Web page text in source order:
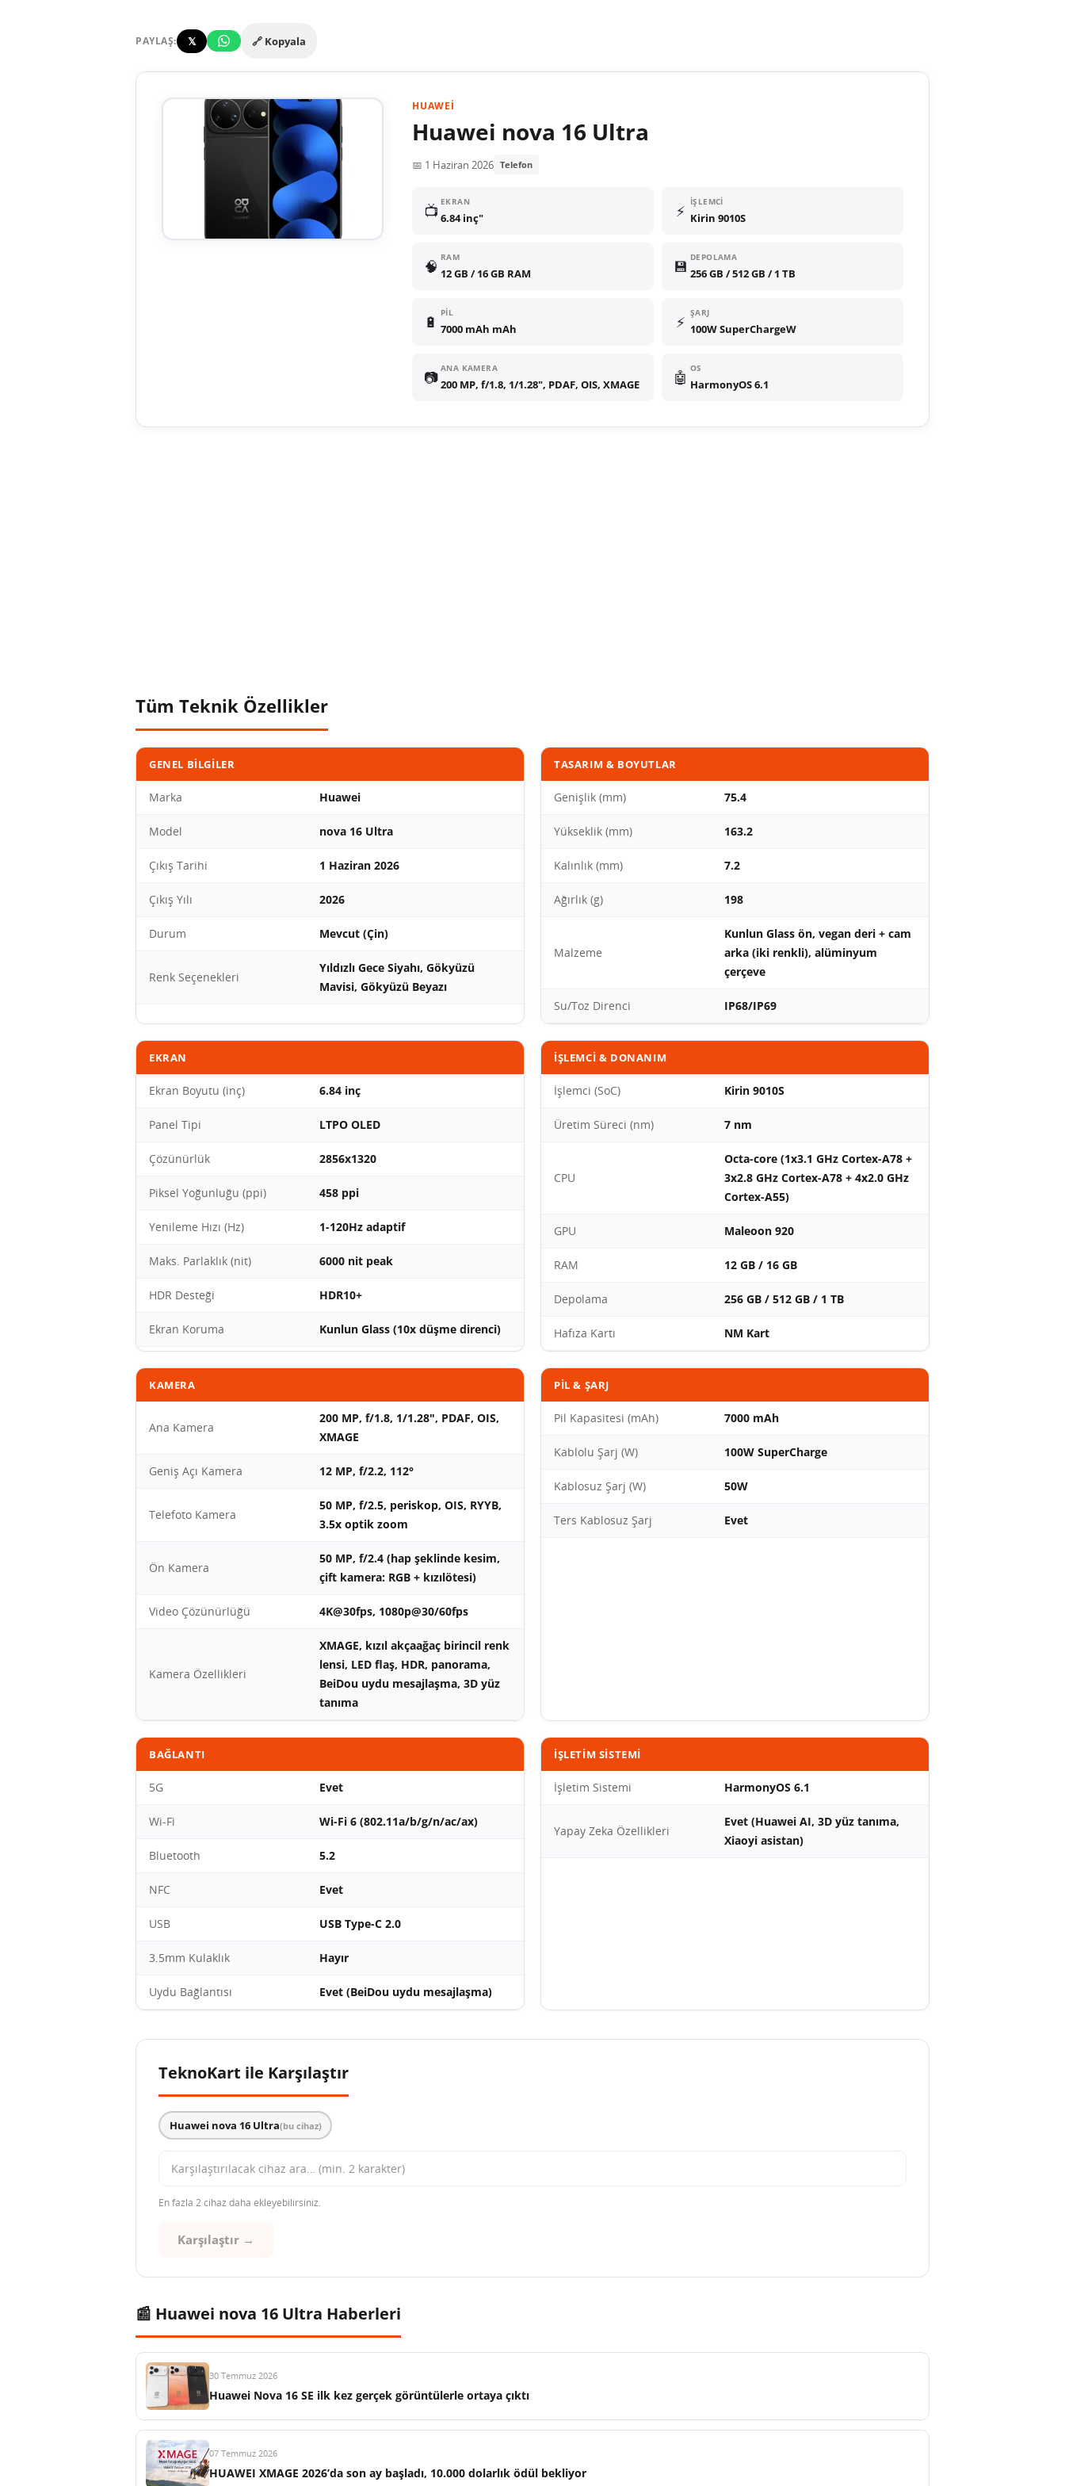
PAYLAŞ: 𝕏 🔗 Kopyala
HUAWEI
Huawei nova 16 Ultra
📅 1 Haziran 2026 Telefon
📺 EKRAN
6.84 inç" ⚡ İŞLEMCI
Kirin 9010S
🧠 RAM
12 GB / 16 GB RAM 💾 DEPOLAMA
256 GB / 512 GB / 1 TB
🔋 PIL
7000 mAh mAh ⚡ ŞARJ
100W SuperChargeW
📷 ANA KAMERA
200 MP, f/1.8, 1/1.28", PDAF, OIS, XMAGE 🤖 OS
HarmonyOS 6.1
Tüm Teknik Özellikler
GENEL BILGILER
Marka Huawei
Model nova 16 Ultra
Çıkış Tarihi 1 Haziran 2026
Çıkış Yılı 2026
Durum Mevcut (Çin)
Renk Seçenekleri
Yıldızlı Gece Siyahı, Gökyüzü
Mavisi, Gökyüzü Beyazı
TASARIM & BOYUTLAR
Genişlik (mm) 75.4
Yükseklik (mm) 163.2
Kalınlık (mm) 7.2
Ağırlık (g) 198
Malzeme
Kunlun Glass ön, vegan deri + cam
arka (iki renkli), alüminyum
çerçeve
Su/Toz Direnci IP68/IP69
EKRAN
Ekran Boyutu (inç) 6.84 inç
Panel Tipi LTPO OLED
Çözünürlük 2856x1320
Piksel Yoğunluğu (ppi) 458 ppi
Yenileme Hızı (Hz) 1-120Hz adaptif
Maks. Parlaklık (nit) 6000 nit peak
HDR Desteği HDR10+
Ekran Koruma Kunlun Glass (10x düşme direnci)
İŞLEMCI & DONANIM
İşlemci (SoC) Kirin 9010S
Üretim Süreci (nm) 7 nm
CPU
Octa-core (1x3.1 GHz Cortex-A78 +
3x2.8 GHz Cortex-A78 + 4x2.0 GHz
Cortex-A55)
GPU Maleoon 920
RAM 12 GB / 16 GB
Depolama 256 GB / 512 GB / 1 TB
Hafıza Kartı NM Kart
KAMERA
Ana Kamera
200 MP, f/1.8, 1/1.28", PDAF, OIS,
XMAGE
Geniş Açı Kamera 12 MP, f/2.2, 112°
Telefoto Kamera
50 MP, f/2.5, periskop, OIS, RYYB,
3.5x optik zoom
Ön Kamera
50 MP, f/2.4 (hap şeklinde kesim,
çift kamera: RGB + kızılötesi)
Video Çözünürlüğü 4K@30fps, 1080p@30/60fps
Kamera Özellikleri
XMAGE, kızıl akçaağaç birincil renk
lensi, LED flaş, HDR, panorama,
BeiDou uydu mesajlaşma, 3D yüz
tanıma
PIL & ŞARJ
Pil Kapasitesi (mAh) 7000 mAh
Kablolu Şarj (W) 100W SuperCharge
Kablosuz Şarj (W) 50W
Ters Kablosuz Şarj Evet
BAĞLANTI
5G Evet
Wi-Fi Wi-Fi 6 (802.11a/b/g/n/ac/ax)
Bluetooth 5.2
NFC Evet
USB USB Type-C 2.0
3.5mm Kulaklık Hayır
Uydu Bağlantısı Evet (BeiDou uydu mesajlaşma)
İŞLETIM SISTEMI
İşletim Sistemi HarmonyOS 6.1
Yapay Zeka Özellikleri
Evet (Huawei AI, 3D yüz tanıma,
Xiaoyi asistan)
TeknoKart ile Karşılaştır
Huawei nova 16 Ultra(bu cihaz)
En fazla 2 cihaz daha ekleyebilirsiniz.
Karşılaştır →
📰 Huawei nova 16 Ultra Haberleri
30 Temmuz 2026
Huawei Nova 16 SE ilk kez gerçek görüntülerle ortaya çıktı
07 Temmuz 2026
HUAWEI XMAGE 2026’da son ay başladı, 10.000 dolarlık ödül bekliyor